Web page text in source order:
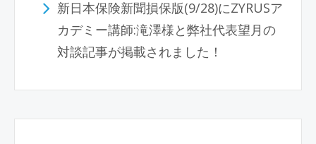
新日本保険新聞損保版(9/28)にZYRUSア
カデミー講師:滝澤様と弊社代表望月の
対談記事が掲載されました！